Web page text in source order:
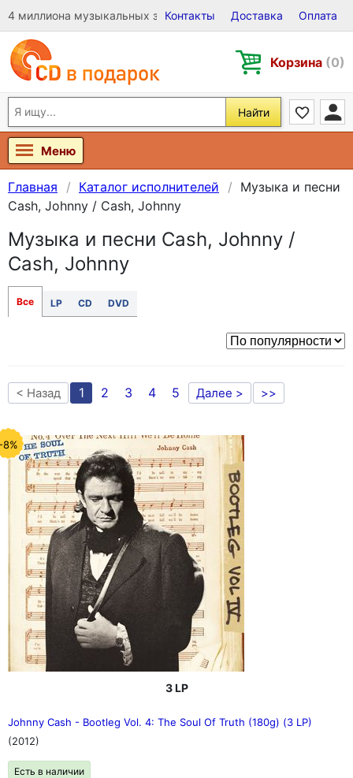
4 миллиона музыкальных записей на Виниле, CD и DVD
Контакты Доставка Оплата
Корзина (0)
Найти
Меню
Главная Каталог исполнителей
Музыка и песни
Cash, Johnny / Cash, Johnny
Музыка и песни Cash, Johnny /
Cash, Johnny
Все LP CD DVD
< Назад 1 2 3 4 5 Далее > >>
8%
3 LP
Johnny Cash - Bootleg Vol. 4: The Soul Of Truth (180g) (3 LP)
(2012)
Есть в наличии